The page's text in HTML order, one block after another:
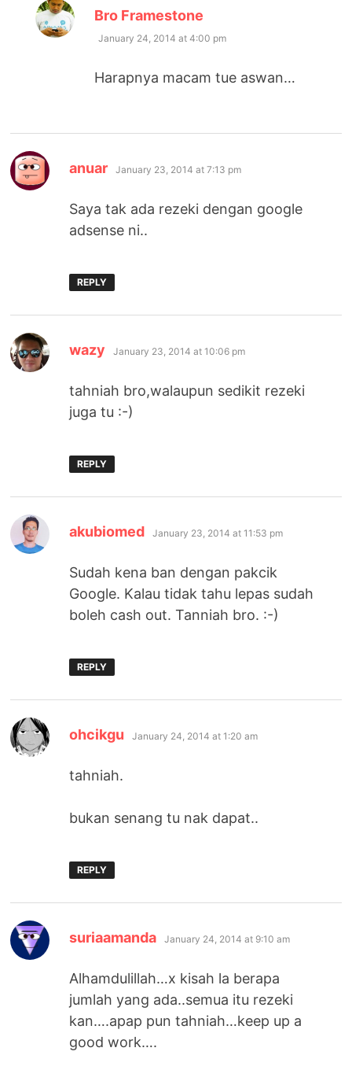
Bro Framestone
January 24, 2014 at 4:00 pm
Harapnya macam tue aswan…
anuar says:
January 23, 2014 at 7:13 pm
Saya tak ada rezeki dengan google
adsense ni..
REPLY
wazy says:
January 23, 2014 at 10:06 pm
tahniah bro,walaupun sedikit rezeki
juga tu :-)
REPLY
akubiomed says:
January 23, 2014 at 11:53 pm
Sudah kena ban dengan pakcik
Google. Kalau tidak tahu lepas sudah
boleh cash out. Tanniah bro. :-)
REPLY
ohcikgu says:
January 24, 2014 at 1:20 am
tahniah.
bukan senang tu nak dapat..
REPLY
suriaamanda says:
January 24, 2014 at 9:10 am
Alhamdulillah…x kisah la berapa
jumlah yang ada..semua itu rezeki
kan….apap pun tahniah…keep up a
good work….